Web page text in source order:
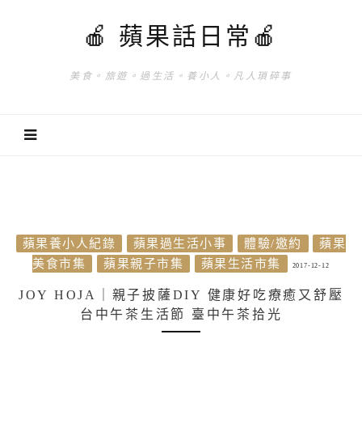
🍎 蘋果話日常🍎
美食。旅遊。過生活。養小人。凡人瑣碎事
蘋果養小人紀錄 蘋果過生活小事 體驗/邀約
蘋果
美食市集
蘋果親子市集 蘋果生活市集 2017-12-12
JOY HOJA｜親子披薩DIY 健康好吃療癒又舒壓
台中午茶生活節 臺中午茶拾光